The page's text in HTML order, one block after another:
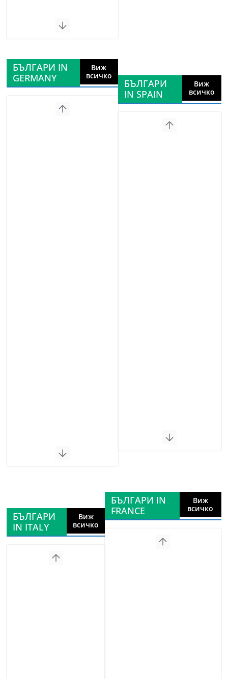
БЪЛГАРИ IN
GERMANY
Виж
всичко
БЪЛГАРИ
IN SPAIN
Виж
всичко
БЪЛГАРИ
IN ITALY
Виж
всичко
БЪЛГАРИ IN
FRANCE
Виж
всичко